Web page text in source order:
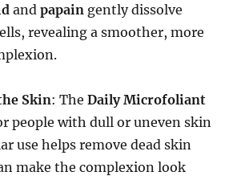
andpapain gently dissolve
revealing a smoother, more
Skin: TheDaily Microfoliant
people with dull or uneven skin
use helps remove dead skin
make the complexion look